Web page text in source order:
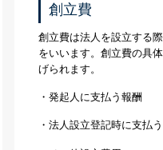
創立費
創立費は法人を設立する
をいいます。創立費の具
げられます。
・発起人に支払う報酬
・法人設立登記時に支払